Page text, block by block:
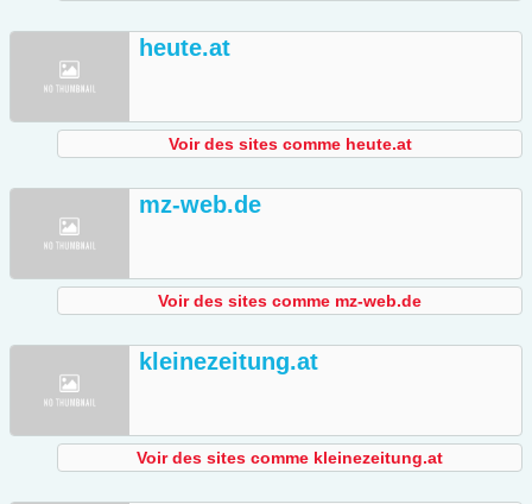
heute.at
Voir des sites comme heute.at
mz-web.de
Voir des sites comme mz-web.de
kleinezeitung.at
Voir des sites comme kleinezeitung.at